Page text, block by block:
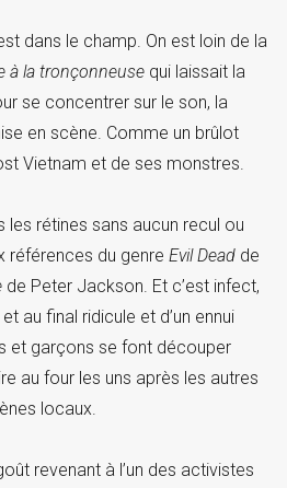
dans le champ. On est loin de la
à la tronçonneusequi laissait la
se concentrer sur le son, la
en scène. Comme un brûlot
Vietnam et de ses monstres.
les rétines sans aucun recul ou
références du genre Evil Deadde
de Peter Jackson. Et c’est infect,
au final ridicule et d’un ennui
et garçons se font découper
au four les uns après les autres
locaux.
revenant à l’un des activistes